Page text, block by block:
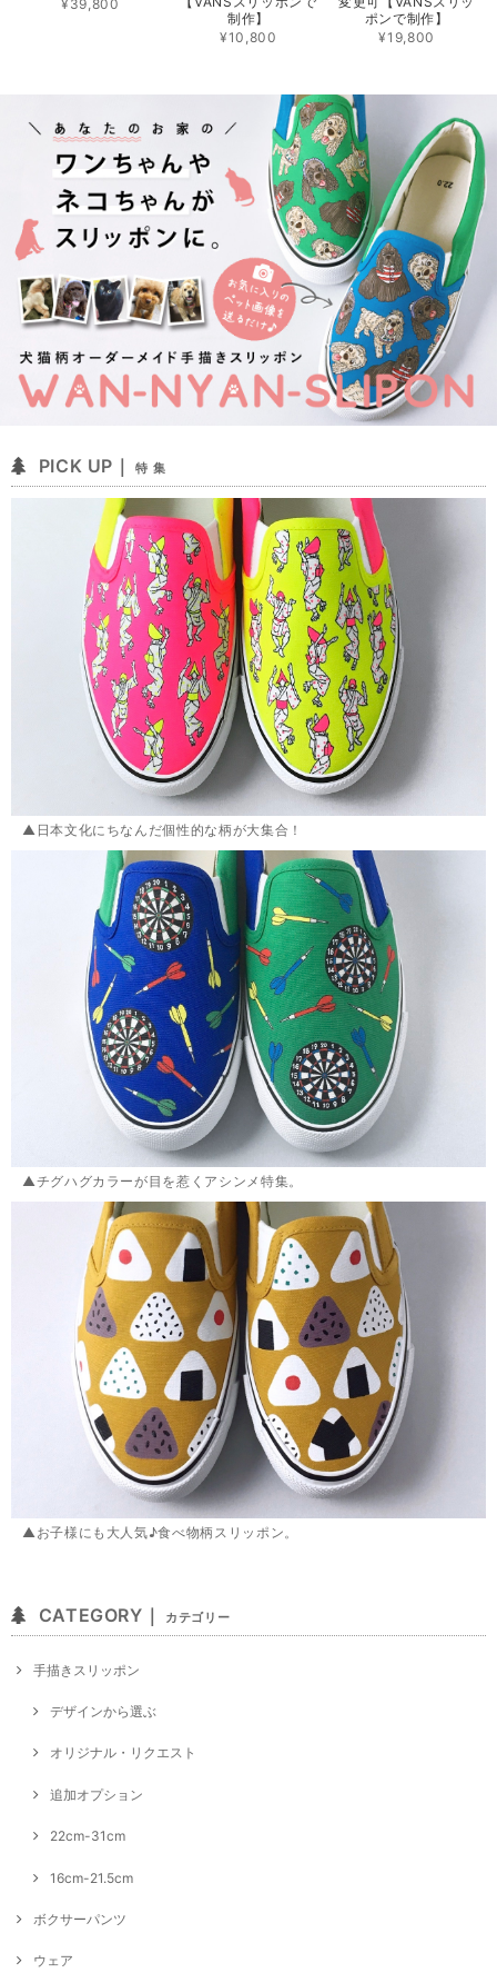
¥39,800
制作】
¥10,800
ポンで制作】
¥19,800
PICK UP｜ 特 集
▲日本文化にちなんだ個性的な柄が大集合！
▲チグハグカラーが目を惹くアシンメ特集。
▲お子様にも大人気♪食べ物柄スリッポン。
CATEGORY｜ カテゴリー
手描きスリッポン
デザインから選ぶ
オリジナル・リクエスト
追加オプション
22cm-31cm
16cm-21.5cm
ボクサーパンツ
ウェア